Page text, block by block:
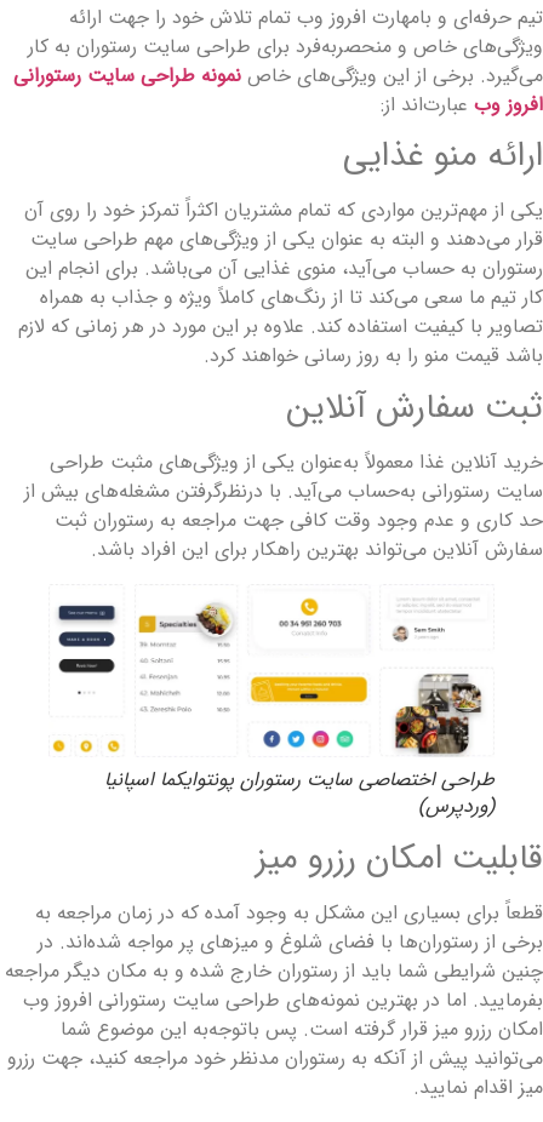
تیم حرفه‌ای و بامهارت افروز وب تمام تلاش خود را جهت ارائه
ویژگی‌های خاص و منحصربه‌فرد برای طراحی سایت رستوران به کار
می‌گیرد. برخی از این ویژگی‌های خاص نمونه طراحی سایت رستورانی
افروز وبعبارت‌اند از:
ارائه منو غذایی
یکی از مهم‌ترین مواردی که تمام مشتریان اکثراً تمرکز خود را روی آن
قرار می‌دهند و البته به عنوان یکی از ویژگی‌های مهم طراحی سایت
رستوران به حساب می‌آید، منوی غذایی آن می‌باشد. برای انجام این
کار تیم ما سعی می‌کند تا از رنگ‌های کاملاً ویژه و جذاب به همراه
تصاویر با کیفیت استفاده کند. علاوه بر این مورد در هر زمانی که لازم
باشد قیمت منو را به روز رسانی خواهند کرد.
ثبت سفارش آنلاین
خرید آنلاین غذا معمولاً به‌عنوان یکی از ویژگی‌های مثبت طراحی
سایت رستورانی به‌حساب می‌آید. با درنظرگرفتن مشغله‌های بیش از
حد کاری و عدم وجود وقت کافی جهت مراجعه به رستوران ثبت
سفارش آنلاین می‌تواند بهترین راهکار برای این افراد باشد.
طراحی اختصاصی سایت رستوران پونتوایکما اسپانیا
(وردپرس)
قابلیت امکان رزرو میز
قطعاً برای بسیاری این مشکل به وجود آمده که در زمان مراجعه به
برخی از رستوران‌ها با فضای شلوغ و میزهای پر مواجه شده‌اند. در
چنین شرایطی شما باید از رستوران خارج شده و به مکان دیگر مراجعه
بفرمایید. اما در بهترین نمونه‌های طراحی سایت رستورانی افروز وب
امکان رزرو میز قرار گرفته است. پس باتوجه‌به این موضوع شما
می‌توانید پیش از آنکه به رستوران مدنظر خود مراجعه کنید، جهت رزرو
میز اقدام نمایید.